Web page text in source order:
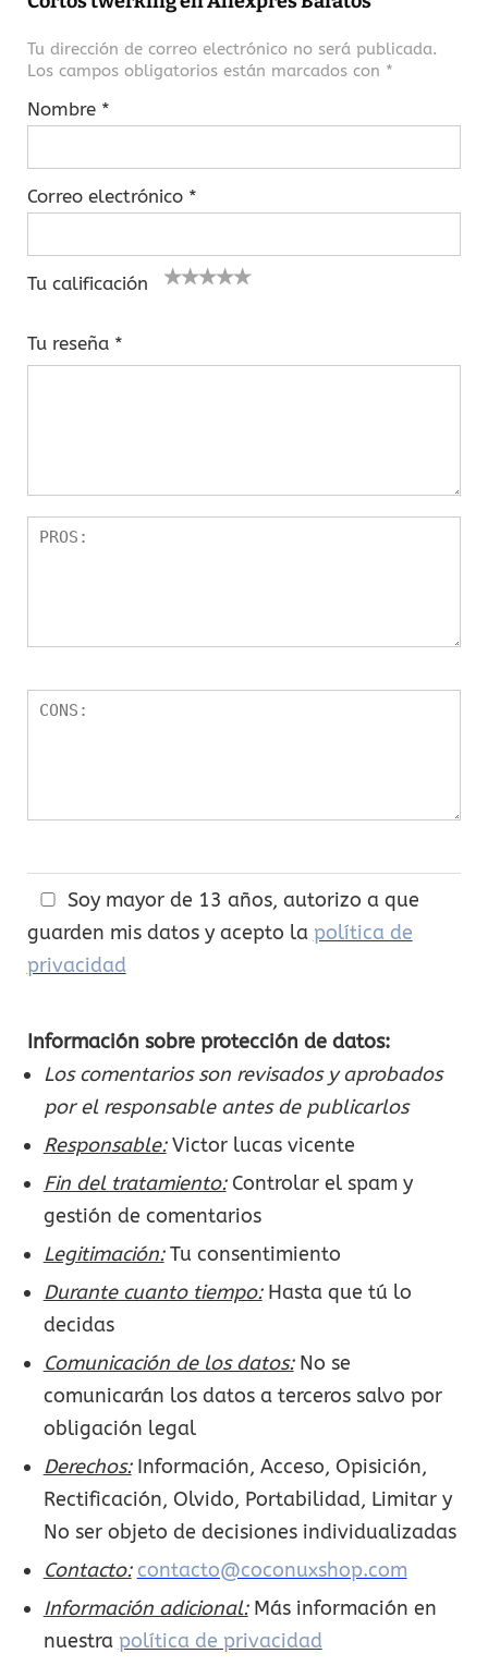
Tu dirección de correo electrónico no será publicada.
Los campos obligatorios están marcados con *
Nombre *
Correo electrónico *
Tu calificación
e
re
5
estrel
s
Tu reseña *
Soy mayor de 13 años, autorizo a que
guarden mis datos y acepto la política de
privacidad
Información sobre protección de datos:
Los comentarios son revisados y aprobados
por el responsable antes de publicarlos
Responsable:Victor lucas vicente
Fin del tratamiento:Controlar el spam y
gestión de comentarios
Legitimación:Tu consentimiento
Durante cuanto tiempo:Hasta que tú lo
decidas
Comunicación de los datos:No se
comunicarán los datos a terceros salvo por
obligación legal
Derechos:Información, Acceso, Opisición,
Rectificación, Olvido, Portabilidad, Limitar y
No ser objeto de decisiones individualizadas
Contacto: contacto@coconuxshop.com
Información adicional:Más información en
nuestra política de privacidad